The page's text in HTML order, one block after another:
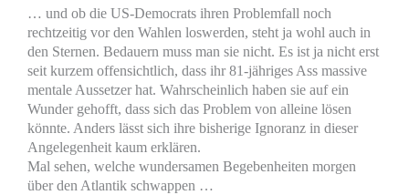
… und ob die US-Democrats ihren Problemfall noch
rechtzeitig vor den Wahlen loswerden, steht ja wohl auch in
den Sternen. Bedauern muss man sie nicht. Es ist ja nicht erst
seit kurzem offensichtlich, dass ihr 81-jähriges Ass massive
mentale Aussetzer hat. Wahrscheinlich haben sie auf ein
Wunder gehofft, dass sich das Problem von alleine lösen
könnte. Anders lässt sich ihre bisherige Ignoranz in dieser
Angelegenheit kaum erklären.
Mal sehen, welche wundersamen Begebenheiten morgen
über den Atlantik schwappen …